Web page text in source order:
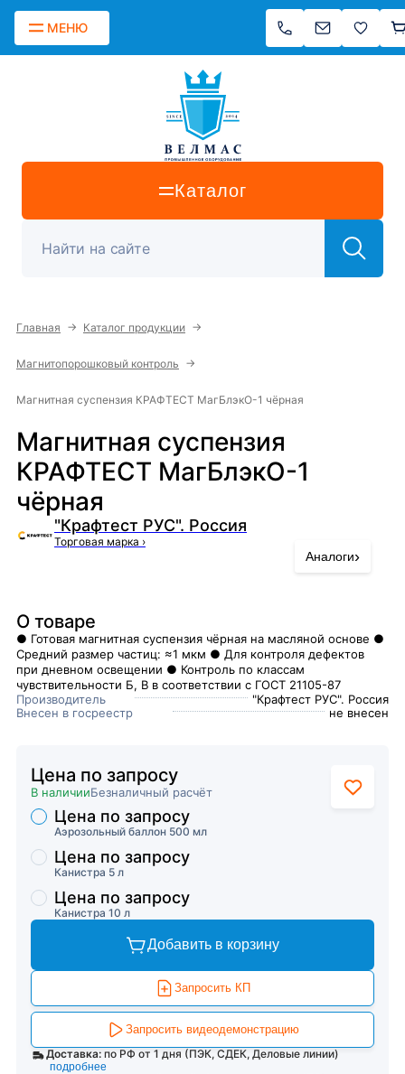
МЕНЮ
Каталог
Главная → Каталог продукции →
Магнитопорошковый контроль →
Магнитная суспензия КРАФТЕСТ МагБлэкО-1 чёрная
Магнитная суспензия
КРАФТЕСТ МагБлэкО-1
чёрная
"Крафтест РУС". Россия
Торговая марка ›
Аналоги›
О товаре
● Готовая магнитная суспензия чёрная на масляной основе ●
Средний размер частиц: ≈1 мкм ● Для контроля дефектов
при дневном освещении ● Контроль по классам
чувствительности Б, В в соответствии с ГОСТ 21105-87
Производитель
"Крафтест РУС". Россия
Внесен в госреестр
не внесен
Цена по запросу
В наличииБезналичный расчёт
Торговые предложения
Аэрозольный баллон 500 мл
Цена по запросу
Канистра 5 л
Цена по запросу
Канистра 10 л
Цена по запросу
Добавить в корзину
Запросить КП
Запросить видеодемонстрацию
Доставка: по РФ от 1 дня (ПЭК, СДЕК, Деловые линии)
подробнее